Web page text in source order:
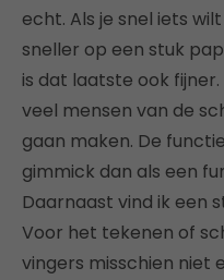
echt. Als je snel iets
sneller op een stuk
is dat laatste ook
veel mensen van de
gaan maken. De
gimmick dan als een
Daarnaast vind ik een
Voor het tekenen of
vingers misschien niet